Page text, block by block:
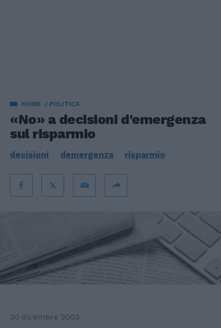
HOME POLITICA
«No» a decisioni d'emergenza
sul risparmio
decisioni demergenza risparmio
30 dicembre 2003